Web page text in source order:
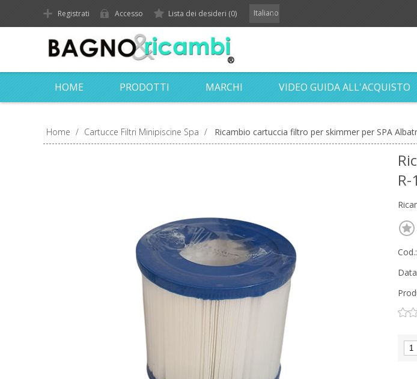
Registrati Accesso Lista dei desideri (0) Italiano
HOME PRODOTTI MARCHI VIDEO GUIDA ALL'ACQUISTO
Home / Cartucce Filtri Minipiscine Spa / Ricambio cartuccia filtro per skimmer per SPA
Cod.: